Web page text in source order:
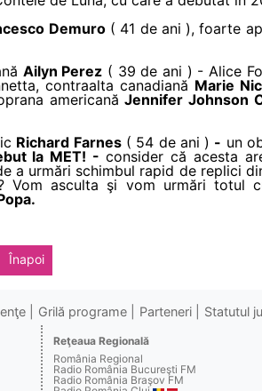
Demuro( 41 de ani ), foarte
Ailyn Perez ( 39 de ani ) - Alice
contraalta canadiană Marie
americanăJennifer Johnson
Richard Farnes( 54 de ani ) - un
la MET! - consider că acesta
a urmări schimbul rapid de replici
Vom asculta şi vom urmări totul
Înapoi
Grilă programe Parteneri Statutul
Reţeaua Regională
România Regional
Radio România Bucureşti FM
Radio România Braşov FM